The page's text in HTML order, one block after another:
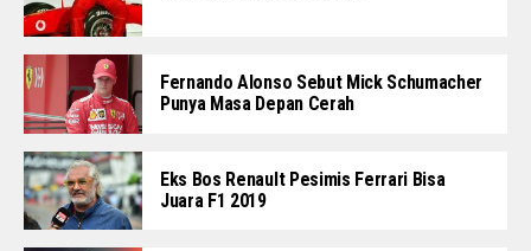
Fernando Alonso Sebut Mick Schumacher
Punya Masa Depan Cerah
Eks Bos Renault Pesimis Ferrari Bisa
Juara F1 2019